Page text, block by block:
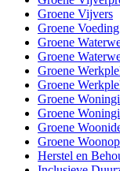
Groene Vijvers
Groene Voeding
Groene
Groene
Groene
Groene
Groene
Groene
Groene
Groene
Herstel en